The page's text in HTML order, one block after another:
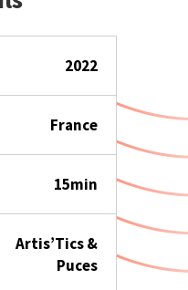
2022
France
15min
Artis’Tics &
Puces